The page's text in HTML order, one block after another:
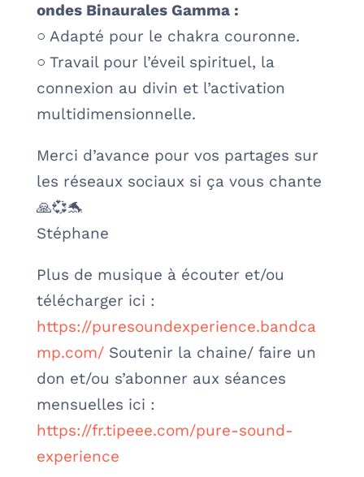
ondes Binaurales Gamma :
○ Adapté pour le chakra couronne.
○ Travail pour l’éveil spirituel, la
connexion au divin et l’activation
multidimensionnelle.
Merci d’avance pour vos partages sur
les réseaux sociaux si ça vous chante
🙏💞🐬
Stéphane
Plus de musique à écouter et/ou
télécharger ici :
https://puresoundexperience.bandca
mp.com/Soutenir la chaine/ faire un
don et/ou s’abonner aux séances
mensuelles ici :
https://fr.tipeee.com/pure-sound-
experience